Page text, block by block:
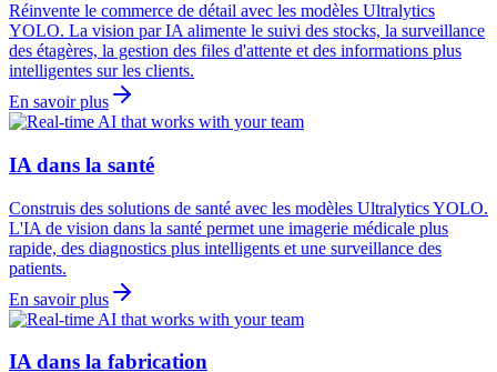
Réinvente le commerce de détail avec les modèles Ultralytics
YOLO. La vision par IA alimente le suivi des stocks, la surveillance
des étagères, la gestion des files d'attente et des informations plus
intelligentes sur les clients.
En savoir plus
IA dans la santé
Construis des solutions de santé avec les modèles Ultralytics YOLO.
L'IA de vision dans la santé permet une imagerie médicale plus
rapide, des diagnostics plus intelligents et une surveillance des
patients.
En savoir plus
IA dans la fabrication